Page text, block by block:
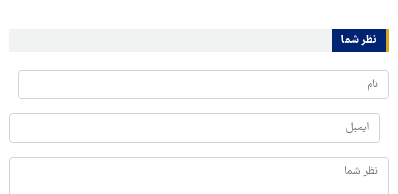
نظر شما